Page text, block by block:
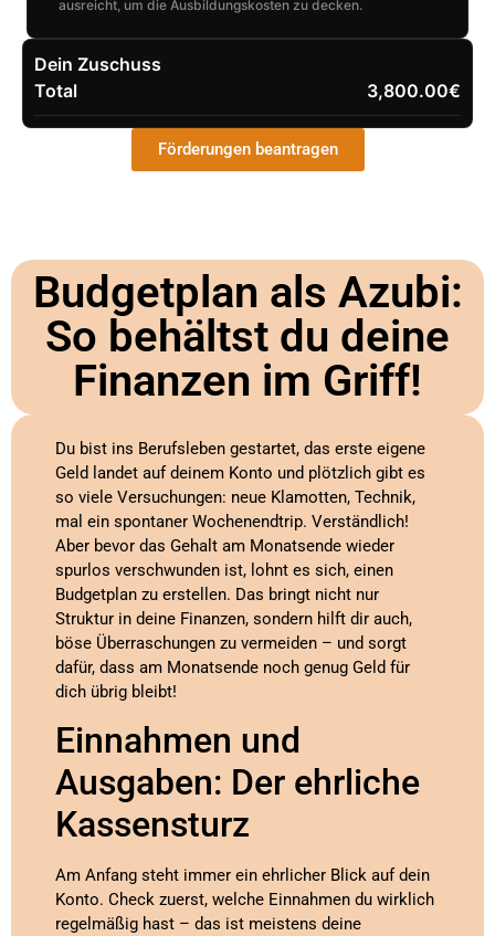
ausreicht, um die Ausbildungskosten zu decken.
Dein Zuschuss
Total
3,800.00€
Förderungen beantragen
Budgetplan als Azubi:
So behältst du deine
Finanzen im Griff!
Du bist ins Berufsleben gestartet, das erste eigene
Geld landet auf deinem Konto und plötzlich gibt es
so viele Versuchungen: neue Klamotten, Technik,
mal ein spontaner Wochenendtrip. Verständlich!
Aber bevor das Gehalt am Monatsende wieder
spurlos verschwunden ist, lohnt es sich, einen
Budgetplan zu erstellen. Das bringt nicht nur
Struktur in deine Finanzen, sondern hilft dir auch,
böse Überraschungen zu vermeiden – und sorgt
dafür, dass am Monatsende noch genug Geld für
dich übrig bleibt!
Einnahmen und
Ausgaben: Der ehrliche
Kassensturz
Am Anfang steht immer ein ehrlicher Blick auf dein
Konto. Check zuerst, welche Einnahmen du wirklich
regelmäßig hast – das ist meistens deine